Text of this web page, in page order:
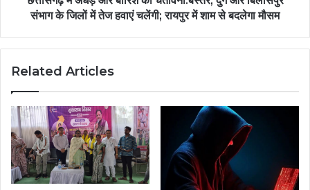
संभाग के जिलों में तेज हवाएं चलेंगी; रायपुर में शाम से बदलेगा मौसम
Related Articles